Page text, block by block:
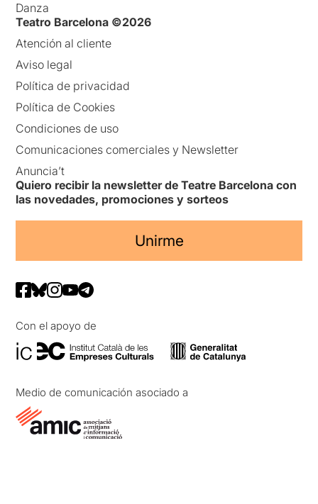
Danza
Teatro Barcelona ©2026
Atención al cliente
Aviso legal
Política de privacidad
Política de Cookies
Condiciones de uso
Comunicaciones comerciales y Newsletter
Anuncia’t
Quiero recibir la newsletter de Teatre Barcelona con
las novedades, promociones y sorteos
Unirme
Con el apoyo de
Medio de comunicación asociado a